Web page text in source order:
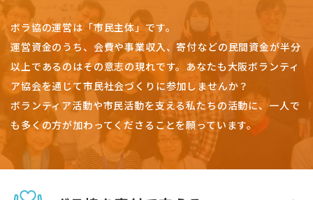
ボラ協の運営は「市民主体」です。
運営資金のうち、会費や事業収入、寄付などの民間資金が半分
以上であるのはその意志の現れです。 あなたも大阪ボランティ
ア協会を通じて市民社会づくりに参加しませんか？
ボランティア活動や市民活動を支える私たちの活動に、一人で
も多くの方が加わってくださることを願っています。